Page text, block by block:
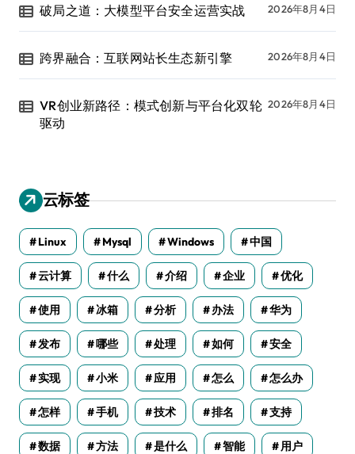
破局之道：大模型平台安全运营实战 2026年8月4日
跨界融合：互联网站长生态新引擎 2026年8月4日
VR创业新路径：模式创新与平台化双轮
驱动
2026年8月4日
云标签
Linux Mysql Windows 中国
云计算 什么 介绍 企业 优化
使用 冰箱 分析 办法 华为
发布 哪些 处理 如何 安全
实现 小米 应用 怎么 怎么办
怎样 手机 技术 排名 支持
数据 方法 是什么 智能 用户